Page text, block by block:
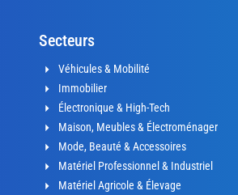
Secteurs
Véhicules & Mobilité
Immobilier
Électronique & High-Tech
Maison, Meubles & Électroménager
Mode, Beauté & Accessoires
Matériel Professionnel & Industriel
Matériel Agricole & Élevage